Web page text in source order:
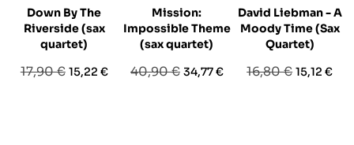
Down By The
Riverside (sax
quartet)
Prezzo
17,90 € Prezzo
15,22 €
Mission:
Impossible Theme
(sax quartet)
Prezzo
40,90 € Prezzo
34,77 €
David Liebman - A
Moody Time (Sax
Quartet)
Prezzo
16,80 € Prezzo
15,12 €